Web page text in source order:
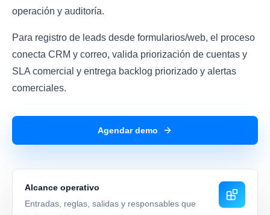
operación y auditoría.
Para registro de leads desde formularios/web, el proceso
conecta CRM y correo, valida priorización de cuentas y
SLA comercial y entrega backlog priorizado y alertas
comerciales.
Agendar demo
Alcance operativo
Entradas, reglas, salidas y responsables que